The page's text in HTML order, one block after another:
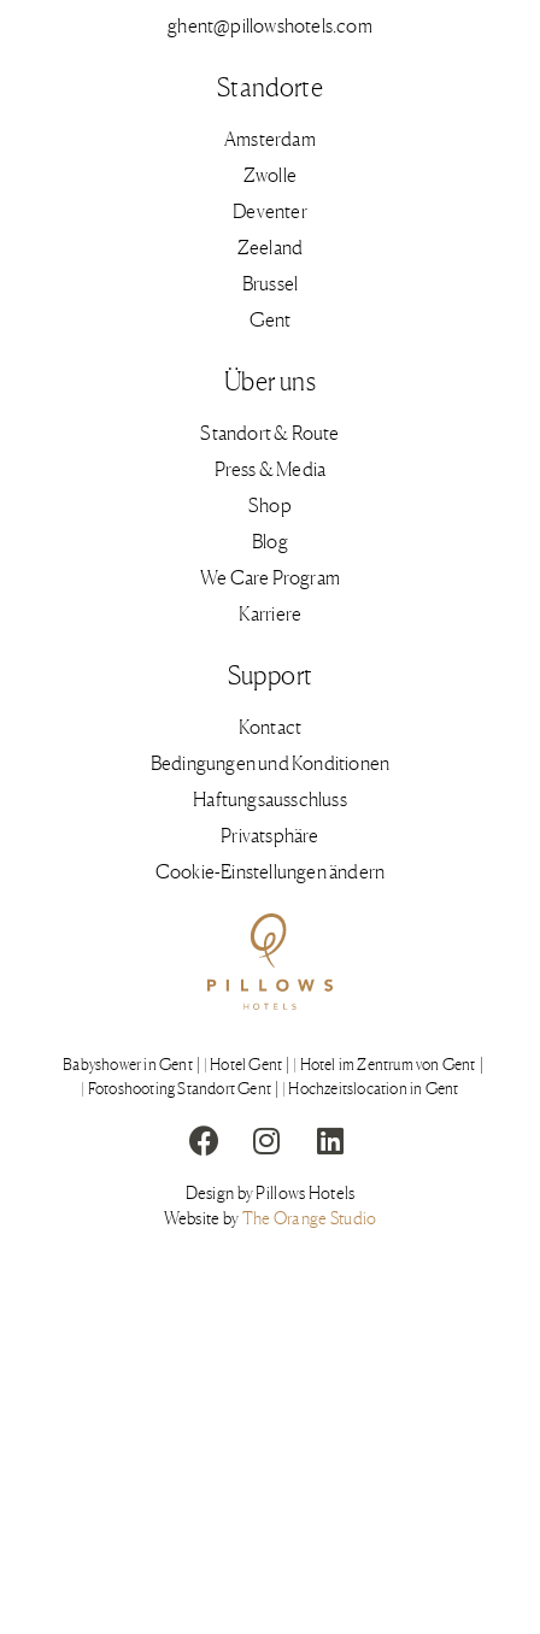
Standorte
Amsterdam
Zwolle
Deventer
Zeeland
Brussel
Gent
Über uns
Standort & Route
Press & Media
Shop
Blog
We Care Program
Karriere
Support
Kontact
Bedingungen und Konditionen
Haftungsausschluss
Privatsphäre
Cookie-Einstellungen ändern
ghent@pillowshotels.com
Babyshower in Gent | Hotel Gent
| Hotel im Zentrum von Gent
| Fotoshooting Standort Gent
| Hochzeitslocation in Gent
Design by Pillows Hotels
Website byThe Orange Studio